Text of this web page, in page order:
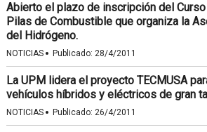
Abierto el plazo de inscripción del
Pilas de Combustible que organiza la
del Hidrógeno.
NOTICIAS · Publicado: 28/4/2011
La UPM lidera el proyecto TECMUSA
vehículos híbridos y eléctricos de gran
NOTICIAS · Publicado: 26/4/2011